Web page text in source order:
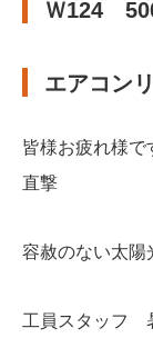
Ｗ124
エアコン
皆様お疲れ様
直撃
容赦のない太陽
工員スタッフ